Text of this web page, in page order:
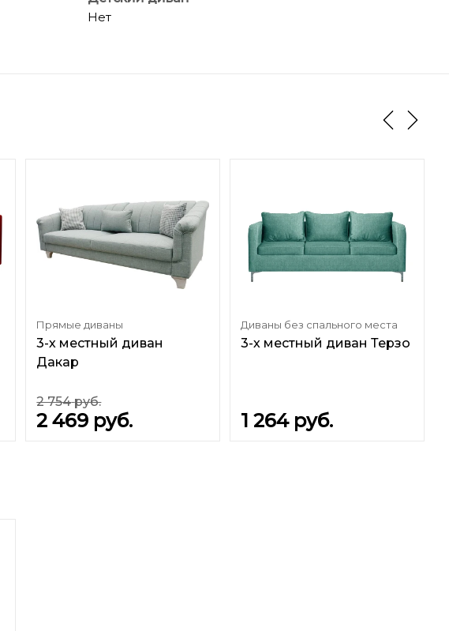
Нет
Прямые диваны
3-х местный диван
Дакар
2 754 руб.
2 469 руб.
Диваны без спального места
3-х местный диван Терзо
1 264 руб.